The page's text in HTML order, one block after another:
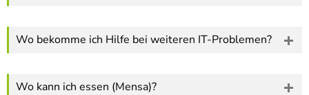
Wo bekomme ich Hilfe bei weiteren IT-Problemen?
Wo kann ich essen (Mensa)?